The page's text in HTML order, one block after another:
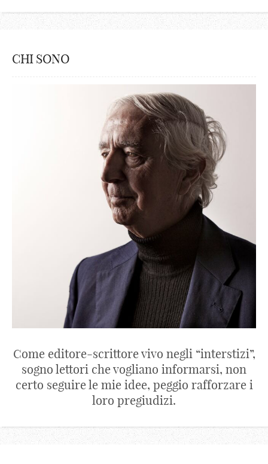
CHI SONO
Come editore-scrittore vivo negli “interstizi”,
sogno lettori che vogliano informarsi, non
certo seguire le mie idee, peggio rafforzare i
loro pregiudizi.